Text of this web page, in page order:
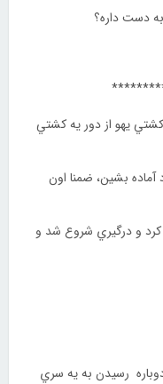
دست داره؟
يهو از دور يه كشتي
بشين، ضمنا اون
و درگيري شروع شد و
رسيدن به يه سري